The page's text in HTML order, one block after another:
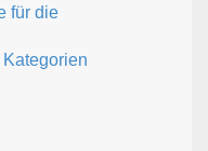
für die